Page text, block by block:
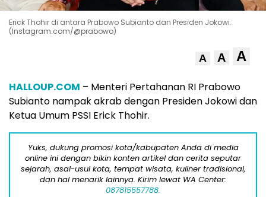
Erick Thohir di antara Prabowo Subianto dan Presiden Jokowi.
(Instagram.com/@prabowo)
A A A
HALLOUP.COM – Menteri Pertahanan RI Prabowo
Subianto nampak akrab dengan Presiden Jokowi dan
Ketua Umum PSSI Erick Thohir.
Yuks, dukung promosi kota/kabupaten Anda di media
online ini dengan bikin konten artikel dan cerita seputar
sejarah, asal-usul kota, tempat wisata, kuliner tradisional,
dan hal menarik lainnya. Kirim lewat WA Center:
087815557788.